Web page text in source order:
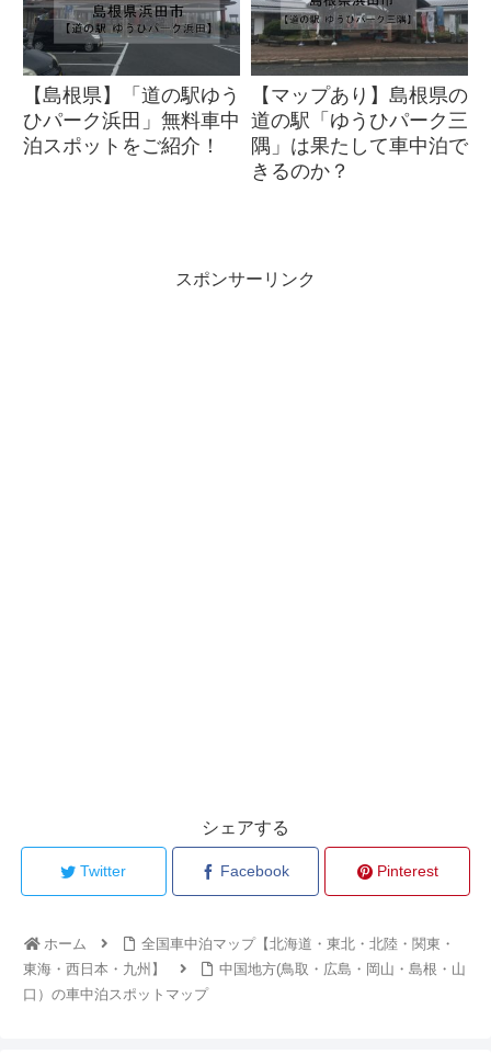
【島根県】「道の駅ゆう
ひパーク浜田」無料車中
泊スポットをご紹介！
【マップあり】島根県の
道の駅「ゆうひパーク三
隅」は果たして車中泊で
きるのか？
スポンサーリンク
シェアする
Twitter Facebook Pinterest
ホーム
全国車中泊マップ【北海道・東北・北陸・関東・
東海・西日本・九州】
中国地方(鳥取・広島・岡山・島根・山
口）の車中泊スポットマップ